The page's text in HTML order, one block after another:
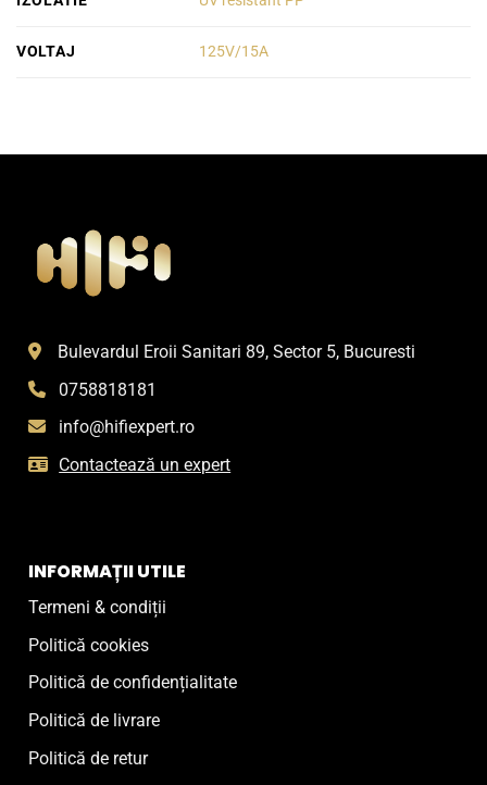
VOLTAJ 125V/15A
Bulevardul Eroii Sanitari 89, Sector 5, Bucuresti
0758818181
info@hifiexpert.ro
Contactează un expert
INFORMAȚII UTILE
Termeni & condiții
Politică cookies
Politică de confidențialitate
Politică de livrare
Politică de retur